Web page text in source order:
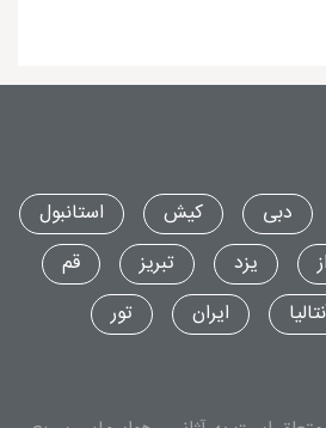
دبی کیش
استانبول
یزد تبریز
قم
ایران تور